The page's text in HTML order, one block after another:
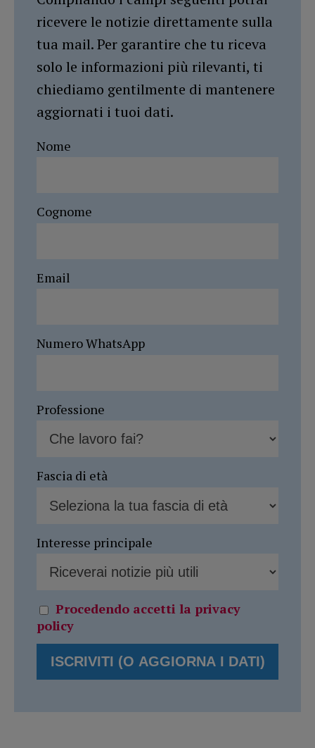
ricevere le notizie direttamente sulla
tua mail. Per garantire che tu riceva
solo le informazioni più rilevanti, ti
chiediamo gentilmente di mantenere
aggiornati i tuoi dati.
Nome
Cognome
Email
Numero WhatsApp
Professione
Fascia di età
Interesse principale
Procedendo accetti la privacy
policy